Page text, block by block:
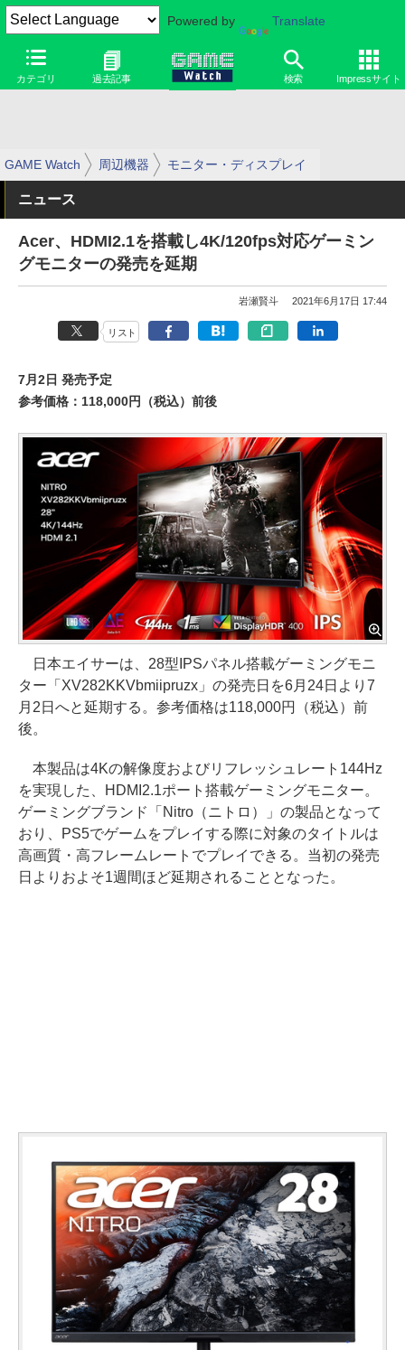
Powered by Translate
カテゴリ 過去記事 検索 Impressサイト
GAME Watch 周辺機器 モニター・ディスプレイ
ニュース
Acer、HDMI2.1を搭載し4K/120fps対応ゲーミン
グモニターの発売を延期
岩瀬賢斗 2021年6月17日 17:44
リスト
7月2日 発売予定
参考価格：118,000円（税込）前後
日本エイサーは、28型IPSパネル搭載ゲーミングモニ
ター「XV282KKVbmiipruzx」の発売日を6月24日より7
月2日へと延期する。参考価格は118,000円（税込）前
後。
本製品は4Kの解像度およびリフレッシュレート144Hz
を実現した、HDMI2.1ポート搭載ゲーミングモニター。
ゲーミングブランド「Nitro（ニトロ）」の製品となって
おり、PS5でゲームをプレイする際に対象のタイトルは
高画質・高フレームレートでプレイできる。当初の発売
日よりおよそ1週間ほど延期されることとなった。